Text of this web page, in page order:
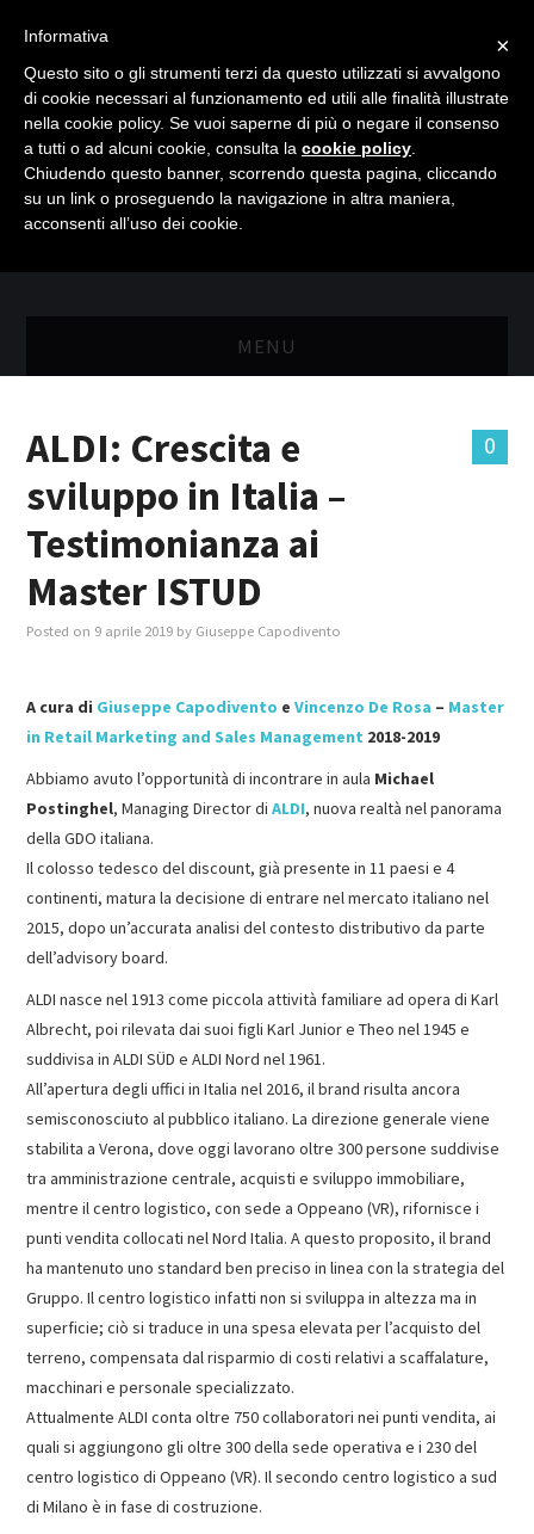
MENU
MASTER MARKETING & RETAIL
SCIENZIATI IN AZIENDA
MASTER IN FOOD & BEVERAGE
TUTTI
0
ALDI: Crescita e
sviluppo in Italia –
Testimonianza ai
Master ISTUD
Posted on 9 aprile 2019 by Giuseppe Capodivento
A cura di Giuseppe Capodivento eVincenzo De Rosa – Master
in Retail Marketing and Sales Management 2018-2019
Abbiamo avuto l’opportunità di incontrare in aula Michael
Postinghel, Managing Director diALDI, nuova realtà nel panorama
della GDO italiana.
Il colosso tedesco del discount, già presente in 11 paesi e 4
continenti, matura la decisione di entrare nel mercato italiano nel
2015, dopo un’accurata analisi del contesto distributivo da parte
dell’advisory board.
ALDI nasce nel 1913 come piccola attività familiare ad opera di Karl
Albrecht, poi rilevata dai suoi figli Karl Junior e Theo nel 1945 e
suddivisa in ALDI SÜD e ALDI Nord nel 1961.
All’apertura degli uffici in Italia nel 2016, il brand risulta ancora
semisconosciuto al pubblico italiano. La direzione generale viene
stabilita a Verona, dove oggi lavorano oltre 300 persone suddivise
tra amministrazione centrale, acquisti e sviluppo immobiliare,
mentre il centro logistico, con sede a Oppeano (VR), rifornisce i
punti vendita collocati nel Nord Italia. A questo proposito, il brand
ha mantenuto uno standard ben preciso in linea con la strategia del
Gruppo. Il centro logistico infatti non si sviluppa in altezza ma in
superficie; ciò si traduce in una spesa elevata per l’acquisto del
terreno, compensata dal risparmio di costi relativi a scaffalature,
macchinari e personale specializzato.
Attualmente ALDI conta oltre 750 collaboratori nei punti vendita, ai
quali si aggiungono gli oltre 300 della sede operativa e i 230 del
centro logistico di Oppeano (VR). Il secondo centro logistico a sud
di Milano è in fase di costruzione.
×
Informativa
Questo sito o gli strumenti terzi da questo utilizzati si avvalgono
di cookie necessari al funzionamento ed utili alle finalità illustrate
nella cookie policy. Se vuoi saperne di più o negare il consenso
a tutti o ad alcuni cookie, consulta la cookie policy
Chiudendo questo banner, scorrendo questa pagina, cliccando
su un link o proseguendo la navigazione in altra maniera,
acconsenti all’uso dei cookie.